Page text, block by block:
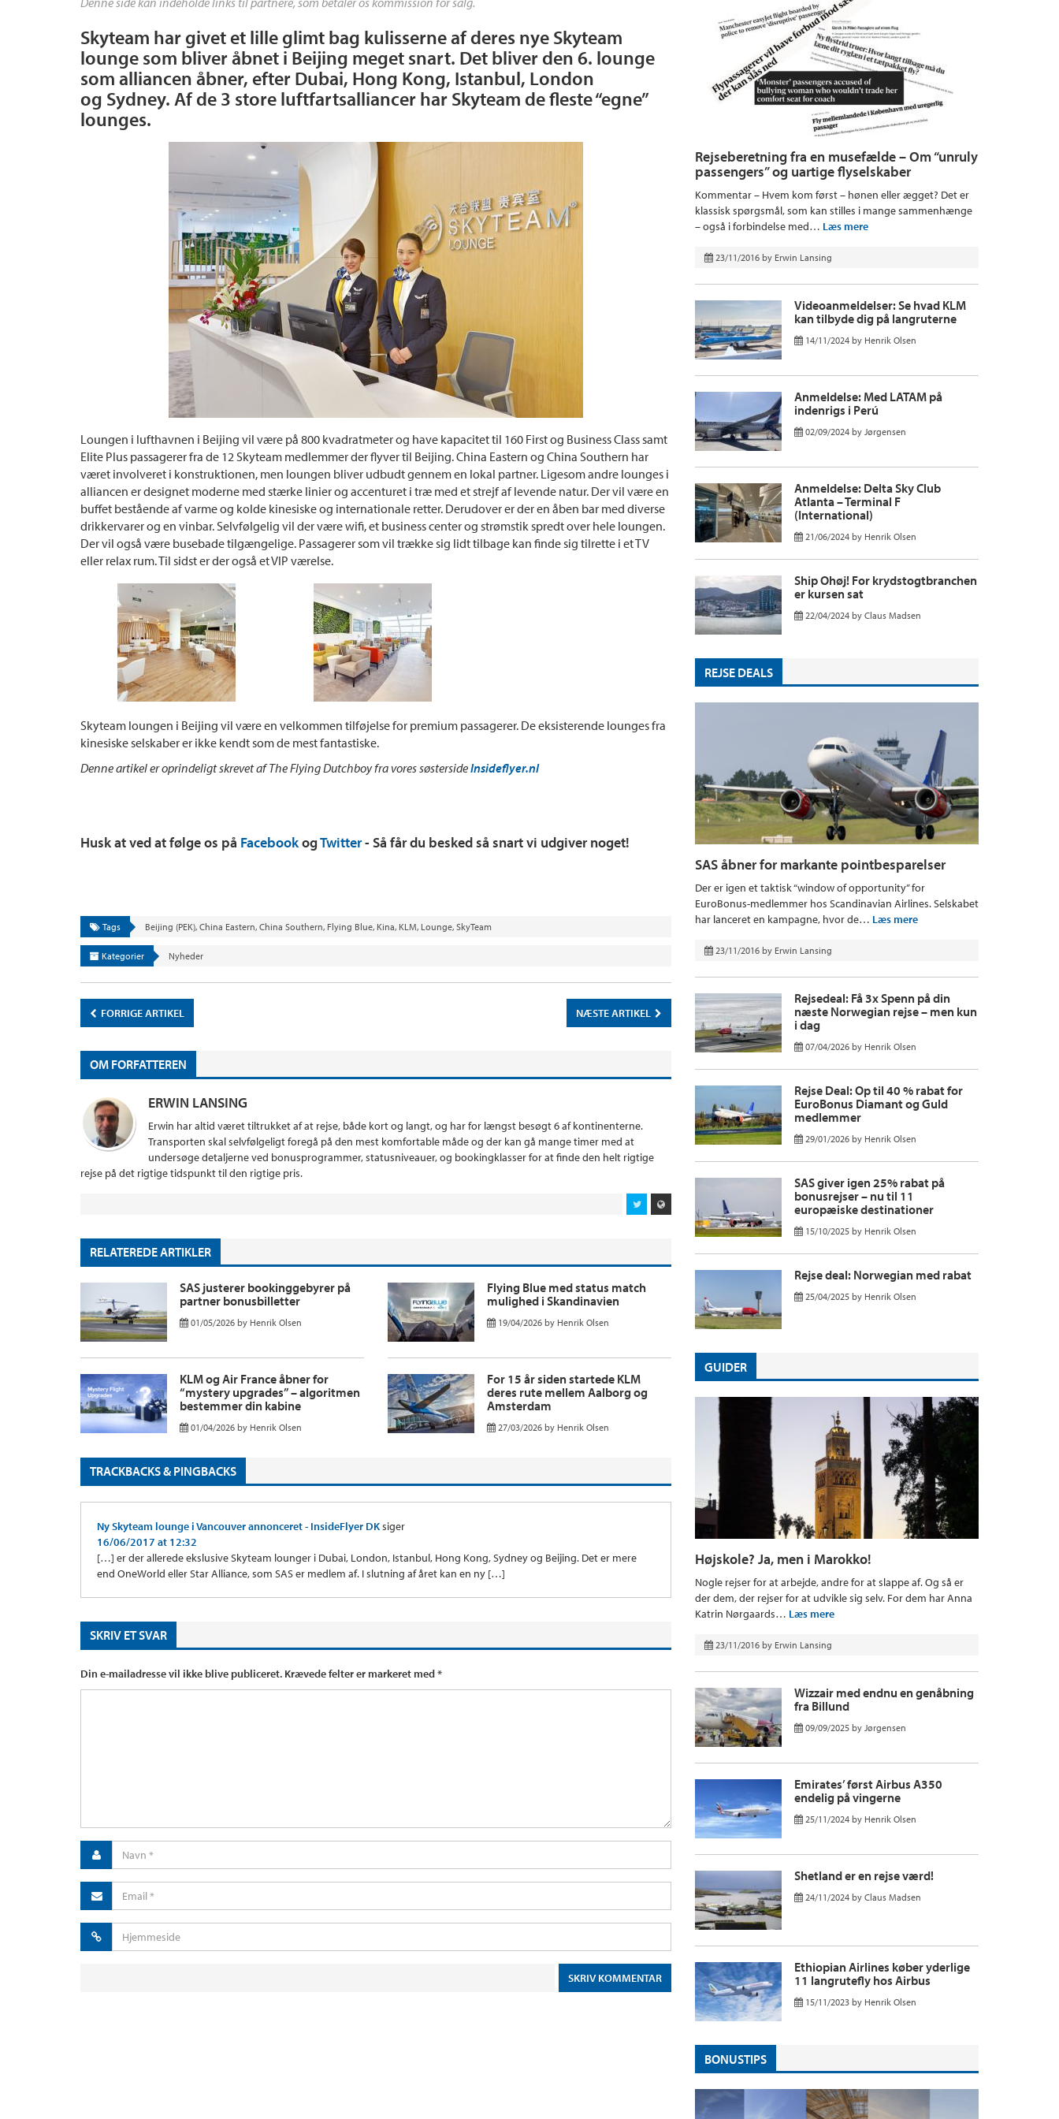
Skyteam har givet et lille glimt bag kulisserne af deres nye Skyteam
lounge som bliver åbnet i Beijing meget snart. Det bliver den 6. lounge
som alliancen åbner, efter Dubai, Hong Kong, Istanbul, London
og Sydney. Af de 3 store luftfartsalliancer har Skyteam de fleste “egne”
lounges.
Loungen i lufthavnen i Beijing vil være på 800 kvadratmeter og have kapacitet til 160 First og Business Class samt
Elite Plus passagerer fra de 12 Skyteam medlemmer der flyver til Beijing. China Eastern og China Southern har
været involveret i konstruktionen, men loungen bliver udbudt gennem en lokal partner. Ligesom andre lounges i
alliancen er designet moderne med stærke linier og accenturet i træ med et strejf af levende natur. Der vil være en
buffet bestående af varme og kolde kinesiske og internationale retter. Derudover er der en åben bar med diverse
drikkervarer og en vinbar. Selvfølgelig vil der være wifi, et business center og strømstik spredt over hele loungen.
Der vil også være busebade tilgængelige. Passagerer som vil trække sig lidt tilbage kan finde sig tilrette i et TV
eller relax rum. Til sidst er der også et VIP værelse.
Skyteam loungen i Beijing vil være en velkommen tilføjelse for premium passagerer. De eksisterende lounges fra
kinesiske selskaber er ikke kendt som de mest fantastiske.
Denne artikel er oprindeligt skrevet af The Flying Dutchboy fra vores søstersideInsideflyer.nl
Husk at ved at følge os på FacebookogTwitter- Så får du besked så snart vi udgiver noget!
Tags Beijing (PEK), China Eastern, China Southern, Flying Blue, Kina, KLM, Lounge, SkyTeam
Kategorier Nyheder
FORRIGE ARTIKEL NÆSTE ARTIKEL
OM FORFATTEREN
ERWIN LANSING
Erwin har altid været tiltrukket af at rejse, både kort og langt, og har for længst besøgt 6 af kontinenterne.
Transporten skal selvfølgeligt foregå på den mest komfortable måde og der kan gå mange timer med at
undersøge detaljerne ved bonusprogrammer, statusniveauer, og bookingklasser for at finde den helt rigtige
rejse på det rigtige tidspunkt til den rigtige pris.
RELATEREDE ARTIKLER
SAS justerer bookinggebyrer på
partner bonusbilletter
01/05/2026 by Henrik Olsen
Flying Blue med status match
mulighed i Skandinavien
19/04/2026 by Henrik Olsen
KLM og Air France åbner for
“mystery upgrades” – algoritmen
bestemmer din kabine
01/04/2026 by Henrik Olsen
For 15 år siden startede KLM
deres rute mellem Aalborg og
Amsterdam
27/03/2026 by Henrik Olsen
TRACKBACKS & PINGBACKS
Ny Skyteam lounge i Vancouver annonceret - InsideFlyer DKsiger
16/06/2017 at 12:32
[…] er der allerede ekslusive Skyteam lounger i Dubai, London, Istanbul, Hong Kong, Sydney og Beijing. Det er mere
end OneWorld eller Star Alliance, som SAS er medlem af. I slutning af året kan en ny […]
SKRIV ET SVAR
Din e-mailadresse vil ikke blive publiceret. Krævede felter er markeret med*
Rejseberetning fra en musefælde – Om “unruly
passengers” og uartige flyselskaber
Kommentar – Hvem kom først – hønen eller ægget? Det er
klassisk spørgsmål, som kan stilles i mange sammenhænge
– også i forbindelse med… Læs mere
23/11/2016 by Erwin Lansing
Videoanmeldelser: Se hvad KLM
kan tilbyde dig på langruterne
14/11/2024 by Henrik Olsen
Anmeldelse: Med LATAM på
indenrigs i Perú
02/09/2024 by Jørgensen
Anmeldelse: Delta Sky Club
Atlanta – Terminal F
(International)
21/06/2024 by Henrik Olsen
Ship Ohøj! For krydstogtbranchen
er kursen sat
22/04/2024 by Claus Madsen
REJSE DEALS
SAS åbner for markante pointbesparelser
Der er igen et taktisk “window of opportunity” for
EuroBonus-medlemmer hos Scandinavian Airlines. Selskabet
har lanceret en kampagne, hvor de… Læs mere
23/11/2016 by Erwin Lansing
Rejsedeal: Få 3x Spenn på din
næste Norwegian rejse – men kun
i dag
07/04/2026 by Henrik Olsen
Rejse Deal: Op til 40 % rabat for
EuroBonus Diamant og Guld
medlemmer
29/01/2026 by Henrik Olsen
SAS giver igen 25% rabat på
bonusrejser – nu til 11
europæiske destinationer
15/10/2025 by Henrik Olsen
Rejse deal: Norwegian med rabat
25/04/2025 by Henrik Olsen
GUIDER
Højskole? Ja, men i Marokko!
Nogle rejser for at arbejde, andre for at slappe af. Og så er
der dem, der rejser for at udvikle sig selv. For dem har Anna
Katrin Nørgaards… Læs mere
23/11/2016 by Erwin Lansing
Wizzair med endnu en genåbning
fra Billund
09/09/2025 by Jørgensen
Emirates’ først Airbus A350
endelig på vingerne
25/11/2024 by Henrik Olsen
Shetland er en rejse værd!
24/11/2024 by Claus Madsen
Ethiopian Airlines køber yderlige
11 langrutefly hos Airbus
15/11/2023 by Henrik Olsen
BONUSTIPS